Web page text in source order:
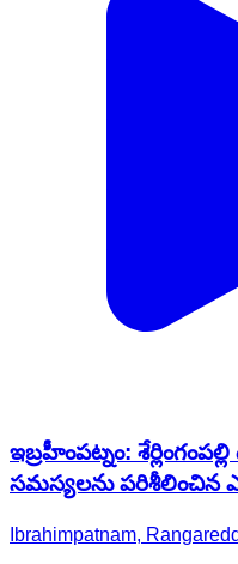
ఇబ్రహీంపట్నం:
సమస్యలను పరిశీలించిన
Ibrahimpatnam,